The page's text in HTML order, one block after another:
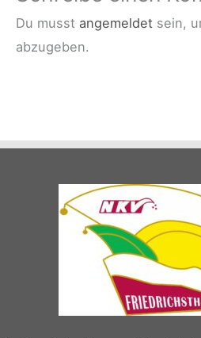
Du musst angemeldet sein,
abzugeben.